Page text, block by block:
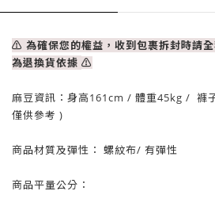
⚠ 為確保您的權益，收到包裹拆封時請
為退換貨依據 ⚠
麻豆資訊： 身高161cm / 體重45kg / 褲
僅供參考 )
商品材質及彈性： 螺紋布/ 有彈性
商品平量公分：